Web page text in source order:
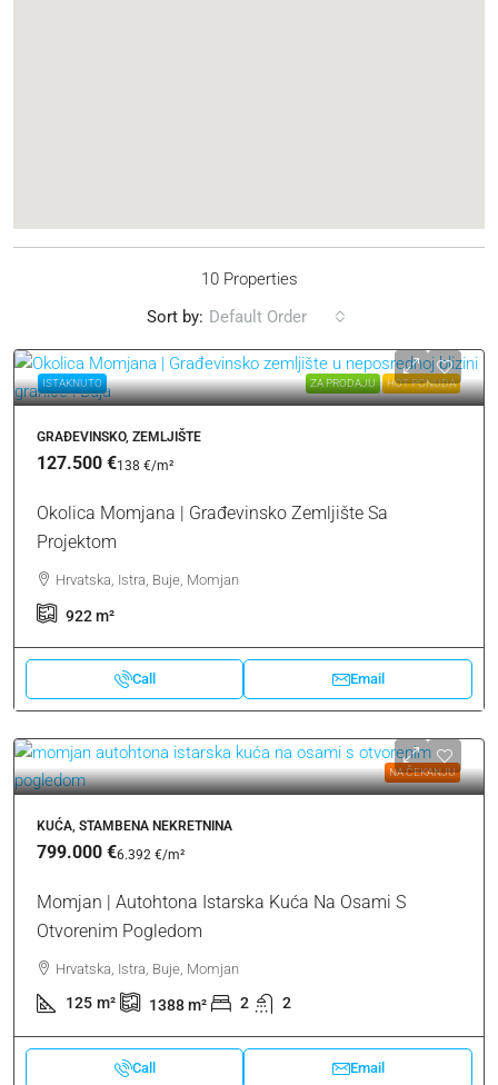
10 Properties
Sort by: Default Order
ISTAKNUTO ZA PRODAJU HOT PONUDA
GRAĐEVINSKO, ZEMLJIŠTE
127.500 €138 €/m²
Okolica Momjana | Građevinsko Zemljište Sa
Projektom
Hrvatska, Istra, Buje, Momjan
922m²
Call Email
NA ČEKANJU
KUĆA, STAMBENA NEKRETNINA
799.000 €6.392 €/m²
Momjan | Autohtona Istarska Kuća Na Osami S
Otvorenim Pogledom
Hrvatska, Istra, Buje, Momjan
125 m² 1388m² 2 2
Call Email